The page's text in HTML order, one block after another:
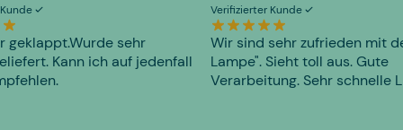
geklappt.Wurde sehr
Kann ich auf jedenfall
Verifizierter Kunde
Wir sind sehr zufrieden mit
Lampe". Sieht toll aus. Gute
Verarbeitung. Sehr schnelle